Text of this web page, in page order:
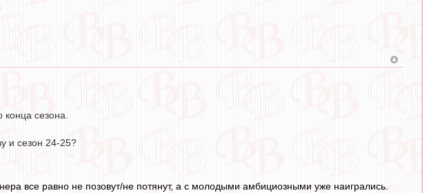
конца сезона.
и сезон 24-25?
все равно не позовут/не потянут, а с молодыми амбициозными уже наигрались.